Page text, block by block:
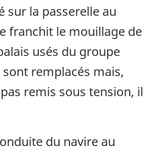
sur la passerelle au
franchit le mouillage de
usés du groupe
remplacés mais,
remis sous tension, il
du navire au